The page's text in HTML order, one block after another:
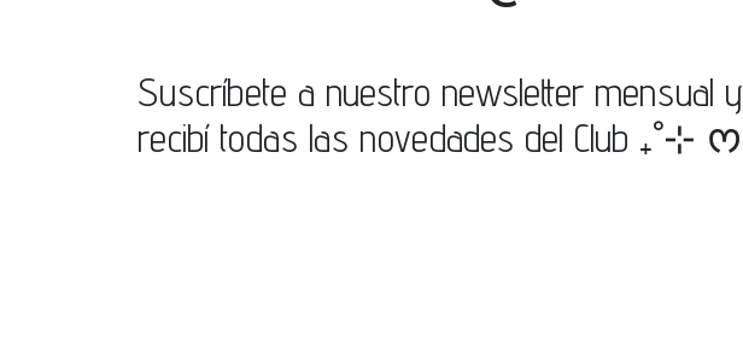
Suscríbete a nuestro newsletter mensual y
recibí todas las novedades del Club ₊˚⊹ ᰔ